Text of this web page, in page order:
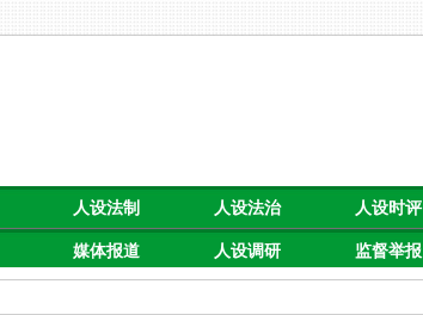
人设法制 人设法治 人设时评
媒体报道 人设调研 监督举报